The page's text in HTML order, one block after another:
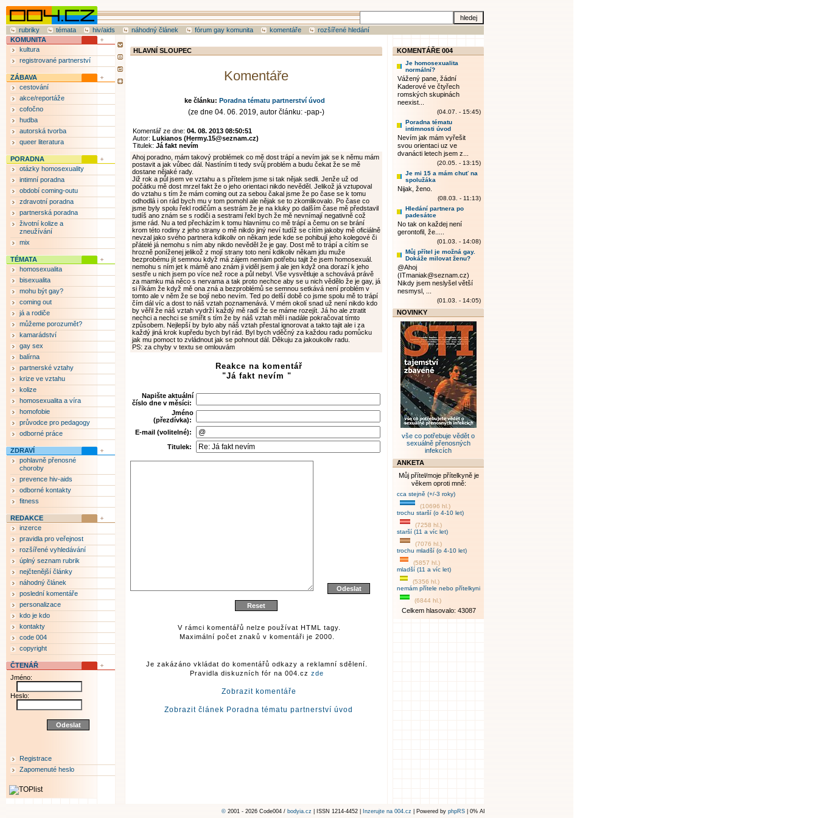
rubriky témata hiv/aids náhodný článek fórum gay komunita komentáře rozšířené hledání
HLAVNÍ SLOUPEC
Komentáře
ke článku: Poradna tématu partnerství úvod
(ze dne 04. 06. 2019, autor článku: -pap-)
Komentář ze dne: 04. 08. 2013 08:50:51
Autor: Lukianos (Hermy.15@seznam.cz)
Titulek: Já fakt nevím
Ahoj poradno, mám takový problémek co mě dost trápí a nevím jak se k němu mám
postavit a jak vůbec dál. Nastíním ti tedy svůj problém a budu čekat že se mě
dostane nějaké rady.
Již rok a půl jsem ve vztahu a s přítelem jsme si tak nějak sedli. Jenže už od
počátku mě dost mrzel fakt že o jeho orientaci nikdo nevěděl. Jelikož já vztupoval
do vztahu s tím že mám coming out za sebou čakal jsme že po čase se k tomu
odhodlá i on rád bych mu v tom pomohl ale nějak se to zkomlikovalo. Po čase co
jsme byly spolu řekl rodičům a sestrám že je na kluky po dalším čase mě představil
tudíš ano znám se s rodiči a sestrami řekl bych že mě nevnímají negativně což
jsme rád. Nu a ted přecházím k tomu hlavnímu co mě trápí a čemu on se brání
krom této rodiny z jeho strany o mě nikdo jiný neví tudíž se cítím jakoby mě oficiálně
nevzal jako svého partnera kdikoliv on někam jede kde se pohibují jeho kolegové či
přátelé já nemohu s ním aby nikdo nevěděl že je gay. Dost mě to trápí a cítím se
hrozně poníženej jelikož z mojí strany toto není kdikoliv někam jdu muže
bezprobému jít semnou když má zájem nemám potřebu tajit že jsem homosexuál.
nemohu s ním jet k mámě ano znám ji viděl jsem ji ale jen když ona dorazí k jeho
sestře u nich jsem po více než roce a půl nebyl. Vše vysvětluje a schovává právě
za mamku má něco s nervama a tak proto nechce aby se u nich vědělo že je gay, já
si říkám že když mě ona zná a bezproblémů se semnou setkává není problém v
tomto ale v něm že se bojí nebo nevím. Ted po delší době co jsme spolu mě to trápí
čím dál víc a dost to náš vztah poznamenává. V mém okolí snad už není nikdo kdo
by věřil že náš vztah vydrží každý mě radí že se máme rozejít. Já ho ale ztratit
nechci a nechci se smířit s tím že by náš vztah měl i nadále pokračovat tímto
způsobem. Nejlepší by bylo aby náš vztah přestal ignorovat a takto tajit ale i za
každý jiná krok kupředu bych byl rád. Byl bych vděčný za každou radu pomůcku
jak mu pomoct to zvládnout jak se pohnout dál. Děkuju za jakoukoliv radu.
PS: za chyby v textu se omlouvám
Reakce na komentář
"Já fakt nevím "
Napište aktuální
číslo dne v měsíci:
Jméno
(přezdívka):
E-mail (volitelné):
Titulek:
V rámci komentářů nelze používat HTML tagy.
Maximální počet znaků v komentáři je 2000.
Je zakázáno vkládat do komentářů odkazy a reklamní sdělení.
Pravidla diskuzních fór na 004.cz zde
Zobrazit komentáře
Zobrazit článek Poradna tématu partnerství úvod
KOMUNITA
kultura
registrované partnerství
ZÁBAVA
cestování
akce/reportáže
cofočno
hudba
autorská tvorba
queer literatura
PORADNA
otázky homosexuality
intimní poradna
období coming-outu
zdravotní poradna
partnerská poradna
životní kolize a
zneužívání
mix
TÉMATA
homosexualita
bisexualita
mohu být gay?
coming out
já a rodiče
můžeme porozumět?
kamarádství
gay sex
balírna
partnerské vztahy
krize ve vztahu
kolize
homosexualita a víra
homofobie
průvodce pro pedagogy
odborné práce
ZDRAVÍ
pohlavně přenosné
choroby
prevence hiv-aids
odborné kontakty
fitness
REDAKCE
inzerce
pravidla pro veřejnost
rozšířené vyhledávání
úplný seznam rubrik
nejčtenější články
náhodný článek
poslední komentáře
personalizace
kdo je kdo
kontakty
code 004
copyright
ČTENÁŘ
Jméno:
Heslo:
Registrace
Zapomenuté heslo
KOMENTÁŘE 004
Je homosexualita
normální?
Vážený pane, žádní
Kaderové ve čtyřech
romských skupinách
neexist...
(04.07. - 15:45)
Poradna tématu
intimnosti úvod
Nevím jak mám vyřešit
svou orientaci uz ve
dvanácti letech jsem z...
(20.05. - 13:15)
Je mi 15 a mám chuť na
spolužáka
Nijak, ženo.
(08.03. - 11:13)
Hledání partnera po
padesátce
No tak on každej není
gerontofil, že.....
(01.03. - 14:08)
Můj přítel je možná gay.
Dokáže milovat ženu?
@Ahoj
(ITmaniak@seznam.cz)
Nikdy jsem neslyšel větší
nesmysl, ...
(01.03. - 14:05)
NOVINKY
vše co potřebuje vědět o
sexuálně přenosných
infekcích
ANKETA
Můj přítel/moje přítelkyně je
věkem oproti mně:
cca stejně (+/-3 roky)
(10696 hl.)
trochu starší (o 4-10 let)
(7258 hl.)
starší (11 a víc let)
(7076 hl.)
trochu mladší (o 4-10 let)
(5857 hl.)
mladší (11 a víc let)
(5356 hl.)
nemám přítele nebo přítelkyni
(6844 hl.)
Celkem hlasovalo: 43087
© 2001 - 2026 Code004 / bodyia.cz | ISSN 1214-4452 | Inzerujte na 004.cz | Powered by phpRS | 0% AI